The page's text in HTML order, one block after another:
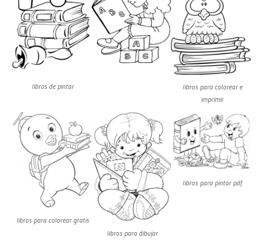
libros de pintar
libros para colorear e
imprimir
libros para colorear gratis
libros para dibujar
libros para pintar pdf